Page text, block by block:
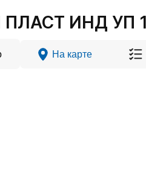
ИНД УП
На карте